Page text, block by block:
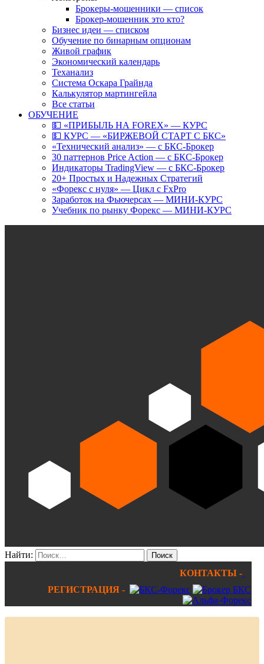
Брокеры-мошенники — список
Брокер-мошенник это кто?
Бизнес идеи — списком
Обучение по бинарным опционам
Живой график
Экономический календарь
Теханализ
Система Оскара Грайнда
Калькулятор мартингейла
Все статьи
ОБУЧЕНИЕ
💵 «ПРИБЫЛЬ НА FOREX» — КУРС
💵 КУРС — «БИРЖЕВОЙ СТАРТ С БКС»
«Технический анализ» — с БКС-Брокер
30 паттернов Price Action — с БКС-Брокер
Индикаторы TradingView — с БКС-Брокер
20+ Простых и Надежных Стратегий
«Форекс с нуля» — Цикл с FxPro
Заработок на Фьючерсах — МИНИ-КУРС
Учебник по рынку Форекс — МИНИ-КУРС
Найти:
КОНТАКТЫ -
РЕГИСТРАЦИЯ -